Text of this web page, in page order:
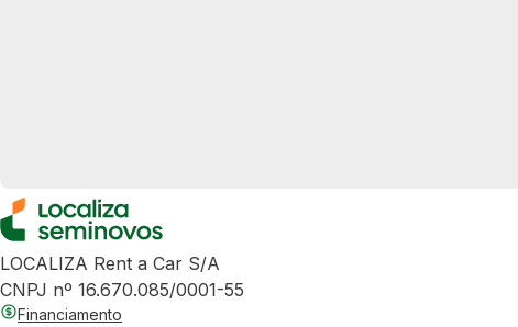
LOCALIZA Rent a Car S/A
CNPJ nº 16.670.085/0001-55
Financiamento